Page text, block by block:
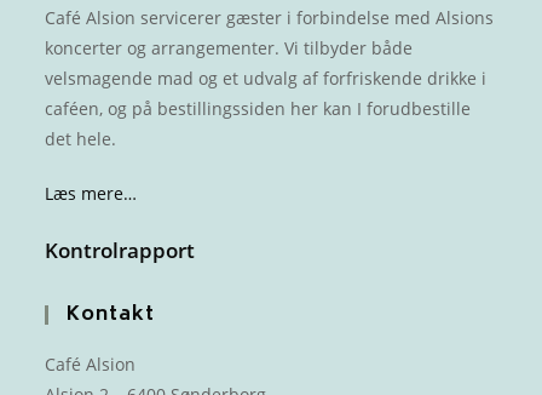
Café Alsion servicerer gæster i forbindelse med Alsions
koncerter og arrangementer. Vi tilbyder både
velsmagende mad og et udvalg af forfriskende drikke i
caféen, og på bestillingssiden her kan I forudbestille
det hele.
Læs mere…
Kontrolrapport
Kontakt
Café Alsion